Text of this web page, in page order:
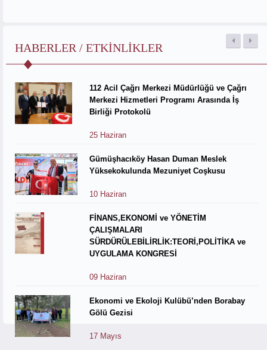
HABERLER / ETKINLIKLER
112 Acil Çağrı Merkezi Müdürlüğü ve Çağrı
Merkezi Hizmetleri Programı Arasında İş
Birliği Protokolü
25 Haziran
Gümüşhacıköy Hasan Duman Meslek
Yüksekokulunda Mezuniyet Coşkusu
10 Haziran
FİNANS,EKONOMİ ve YÖNETİM
ÇALIŞMALARI
SÜRDÜRÜLEBİLİRLİK:TEORİ,POLİTİKA ve
UYGULAMA KONGRESİ
09 Haziran
Ekonomi ve Ekoloji Kulübü’nden Borabay
Gölü Gezisi
17 Mayıs